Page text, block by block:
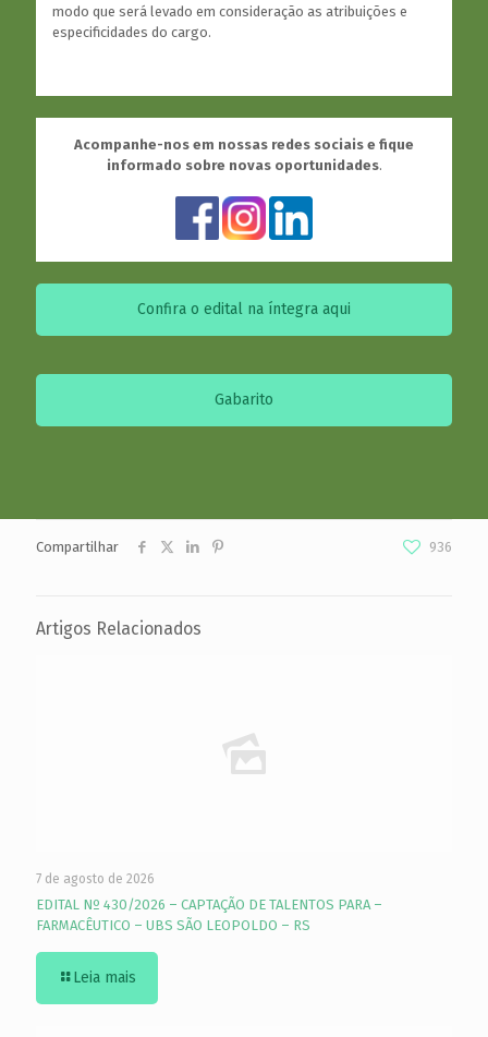
modo que será levado em consideração as atribuições e
especificidades do cargo.
Acompanhe-nos em nossas redes sociais e fique
informado sobre novas oportunidades.
Confira o edital na íntegra aqui
Gabarito
Compartilhar 936
Artigos Relacionados
7 de agosto de 2026
EDITAL Nº 430/2026 – CAPTAÇÃO DE TALENTOS PARA –
FARMACÊUTICO – UBS SÃO LEOPOLDO – RS
Leia mais